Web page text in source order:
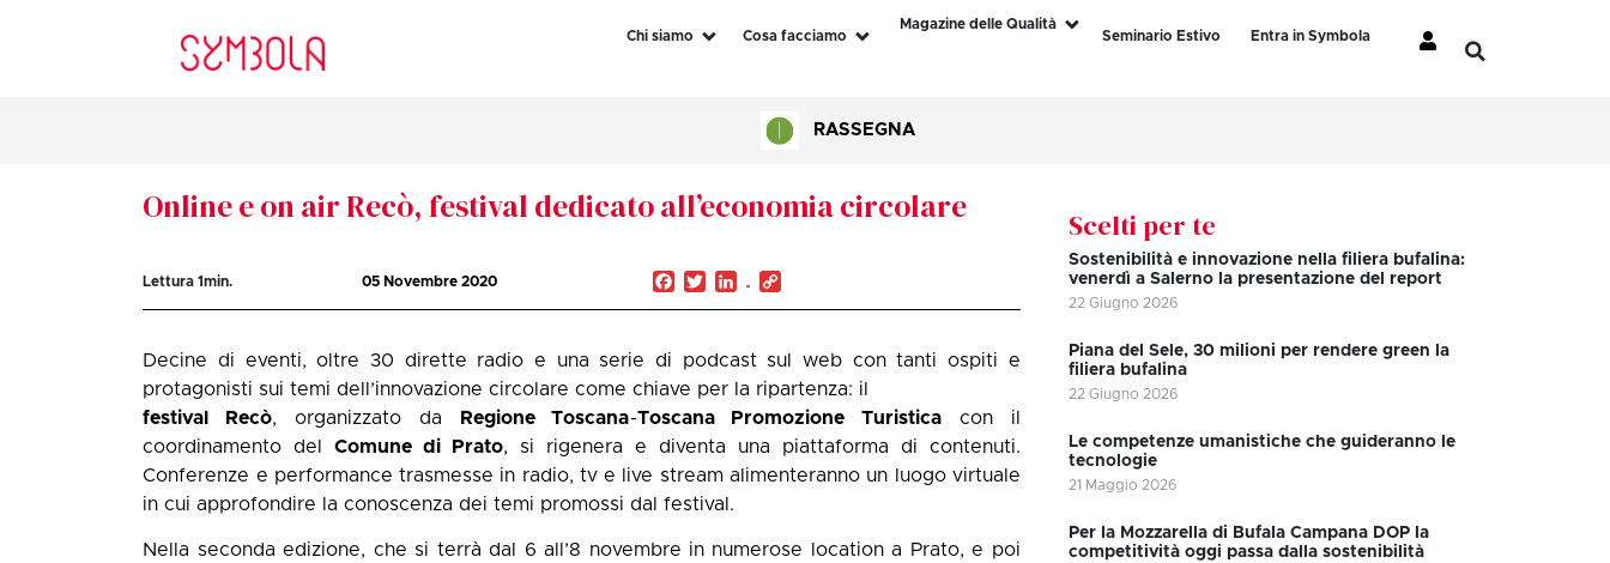
Chi siamo Cosa facciamo
Magazine delle Qualità
Seminario Estivo
Entra in Symbola
RASSEGNA
Online e on air Recò, festival dedicato all’economia circolare
Lettura1min. 05 Novembre 2020 Facebook
TwitterLinkedIn
Decine di eventi, oltre 30 dirette radio e una serie di podcast sul web con tanti ospiti e
protagonisti sui temi dell’innovazione circolare come chiave per la ripartenza: il
festival Recò, organizzato da Regione Toscana-Toscana Promozione Turistica con il
coordinamento delComune di Prato, si rigenera e diventa una piattaforma di contenuti.
Conferenze e performance trasmesse in radio, tv e live stream alimenteranno un luogo virtuale
in cui approfondire la conoscenza dei temi promossi dal festival.
Nella seconda edizione, che si terrà dal 6 all’8 novembre in numerose location a Prato, e poi
Scelti per te
Sostenibilità e innovazione nella filiera bufalina:
venerdì a Salerno la presentazione del report
22 Giugno 2026
Piana del Sele, 30 milioni per rendere green la
filiera bufalina
22 Giugno 2026
Le competenze umanistiche che guideranno le
tecnologie
21 Maggio 2026
Per la Mozzarella di Bufala Campana DOP la
competitività oggi passa dalla sostenibilità